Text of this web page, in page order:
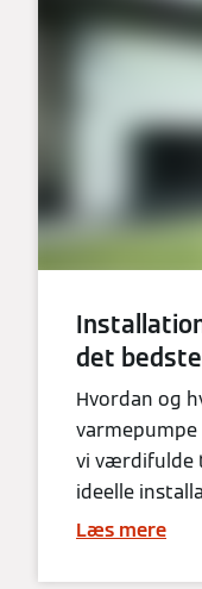
det
Hvordan og
vi værdifulde
ideelle
Læs mere